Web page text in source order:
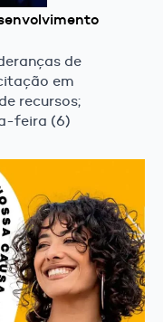
de
em
recursos;
feira (6)